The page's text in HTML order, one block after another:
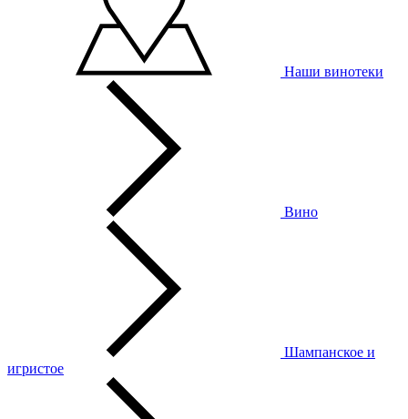
Наши винотеки
Вино
Шампанское и
игристое